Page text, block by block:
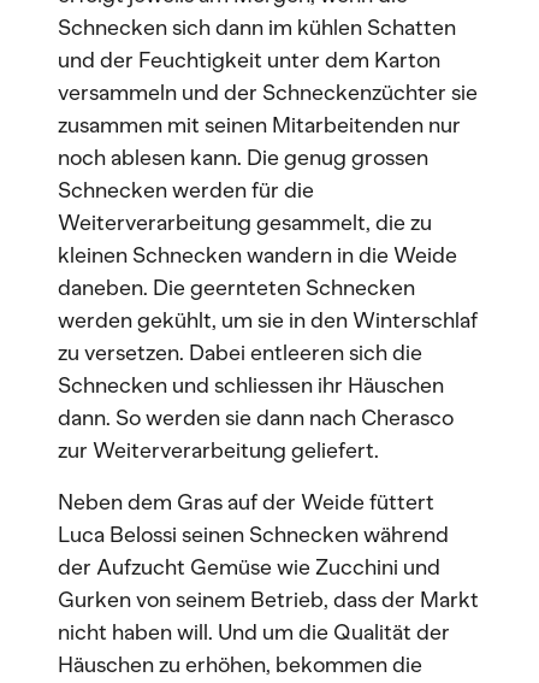
Schnecken sich dann im kühlen Schatten
und der Feuchtigkeit unter dem Karton
versammeln und der Schneckenzüchter sie
zusammen mit seinen Mitarbeitenden nur
noch ablesen kann. Die genug grossen
Schnecken werden für die
Weiterverarbeitung gesammelt, die zu
kleinen Schnecken wandern in die Weide
daneben. Die geernteten Schnecken
werden gekühlt, um sie in den Winterschlaf
zu versetzen. Dabei entleeren sich die
Schnecken und schliessen ihr Häuschen
dann. So werden sie dann nach Cherasco
zur Weiterverarbeitung geliefert.
Neben dem Gras auf der Weide füttert
Luca Belossi seinen Schnecken während
der Aufzucht Gemüse wie Zucchini und
Gurken von seinem Betrieb, dass der Markt
nicht haben will. Und um die Qualität der
Häuschen zu erhöhen, bekommen die